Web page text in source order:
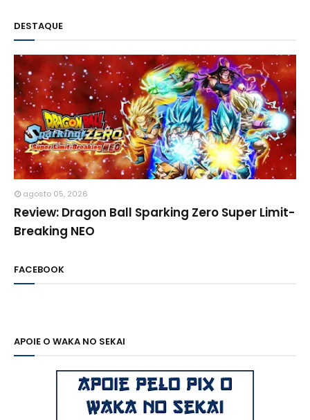
DESTAQUE
agosto 05, 2026
Review: Dragon Ball Sparking Zero Super Limit-
Breaking NEO
FACEBOOK
APOIE O WAKA NO SEKAI